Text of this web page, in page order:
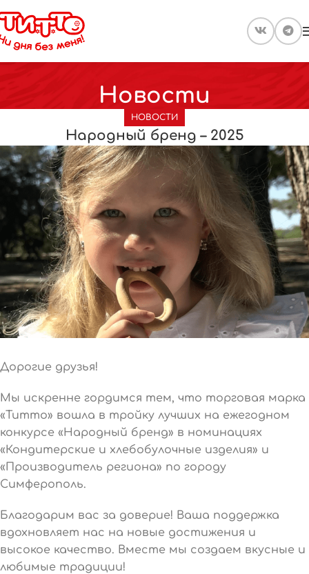
Новости
НОВОСТИ
Народный бренд – 2025
Дорогие друзья!
Мы искренне гордимся тем, что торговая марка
«Титто» вошла в тройку лучших на ежегодном
конкурсе «Народный бренд» в номинациях
«Кондитерские и хлебобулочные изделия» и
«Производитель региона» по городу
Симферополь.
Благодарим вас за доверие! Ваша поддержка
вдохновляет нас на новые достижения и
высокое качество. Вместе мы создаем вкусные и
любимые традиции!